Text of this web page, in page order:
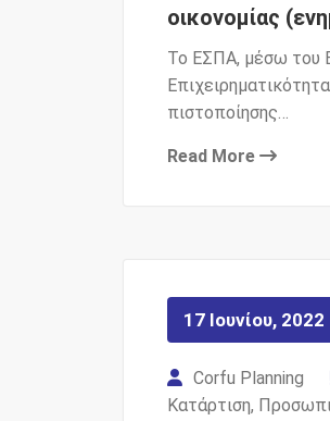
οικονομίας
Το ΕΣΠΑ, μέσω του
πιστοποίησης…
Read More
17 Ιουνίου, 2022
Corfu Planning
Κατάρτιση,